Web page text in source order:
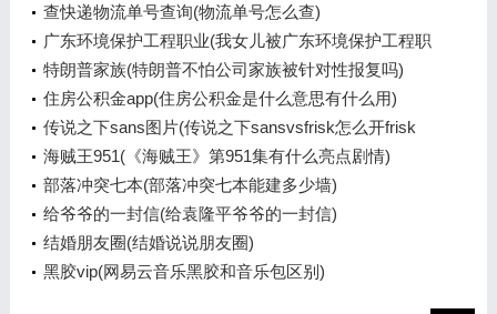
查快递物流单号查询(物流单号怎么查)
广东环境保护工程职业(我女儿被广东环境保护工程职
业学院资源
特朗普家族(特朗普不怕公司家族被针对性报复吗)
住房公积金app(住房公积金是什么意思有什么用)
传说之下sans图片(传说之下sansvsfrisk怎么开frisk
模式)
海贼王951(《海贼王》第951集有什么亮点剧情)
部落冲突七本(部落冲突七本能建多少墙)
给爷爷的一封信(给袁隆平爷爷的一封信)
结婚朋友圈(结婚说说朋友圈)
黑胶vip(网易云音乐黑胶和音乐包区别)